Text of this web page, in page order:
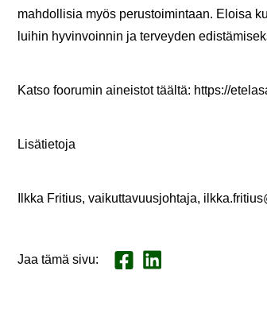
mah­dol­li­sia myös pe­rus­toi­min­taan. Eloi­sa
lui­hin hy­vin­voin­nin ja ter­vey­den
Katso foo­ru­min ai­neis­tot tääl­tä: https://
Li­sä­tie­to­ja
Ilkka Fri­tius, vai­kut­ta­vuus­joh­ta­ja,
Jaa tämä sivu: Jaa Face­book
Jaa Lin­ke­dI­nis­sä